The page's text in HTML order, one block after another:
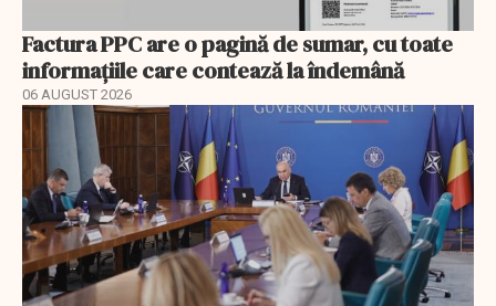
Factura PPC are o pagină de sumar, cu toate
informațiile care contează la îndemână
06 AUGUST 2026